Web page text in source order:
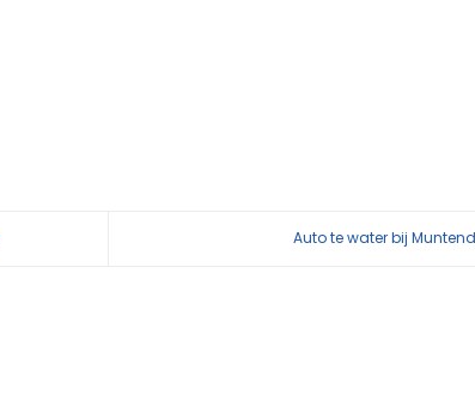
Auto te water bij